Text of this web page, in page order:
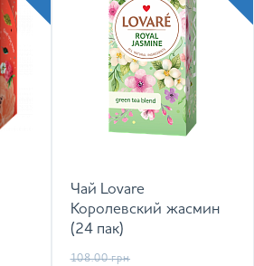
Чай Lovare
Королевский жасмин
(24 пак)
108.00 грн